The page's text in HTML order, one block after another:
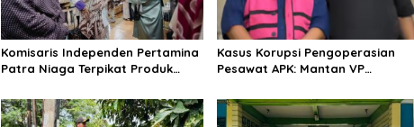
Komisaris Independen Pertamina
Patra Niaga Terpikat Produk
Sentuhan Kemanusiaan dan
Keberlanjutan
Kasus Korupsi Pengoperasian
Pesawat APK: Mantan VP
Ditetapkan Tersangka